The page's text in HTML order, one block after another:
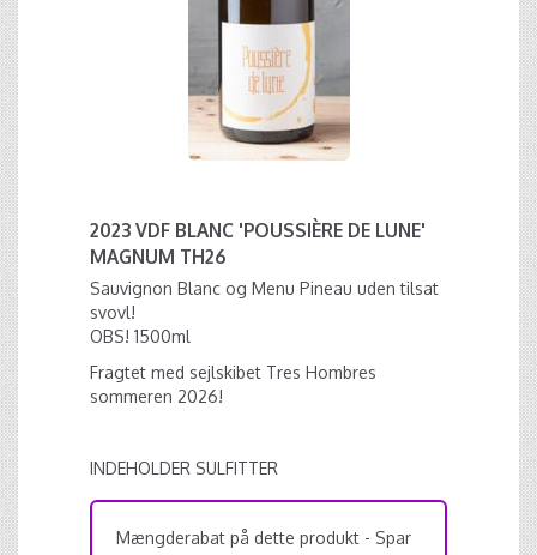
2023 VDF BLANC 'POUSSIÈRE DE LUNE'
MAGNUM TH26
Sauvignon Blanc og Menu Pineau uden tilsat
svovl!
OBS! 1500ml
Fragtet med sejlskibet Tres Hombres
sommeren 2026!
INDEHOLDER SULFITTER
Mængderabat på dette produkt - Spar